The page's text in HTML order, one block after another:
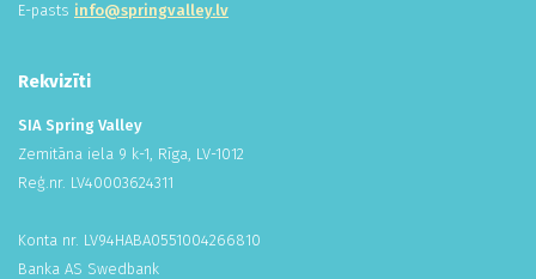
E-pasts info@springvalley.lv
Rekvizīti
SIA Spring Valley
Zemitāna iela 9 k-1, Rīga, LV-1012
Reģ.nr. LV40003624311
Konta nr. LV94HABA0551004266810
Banka AS Swedbank